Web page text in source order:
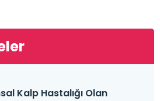
Kalp Hastalığı Olan